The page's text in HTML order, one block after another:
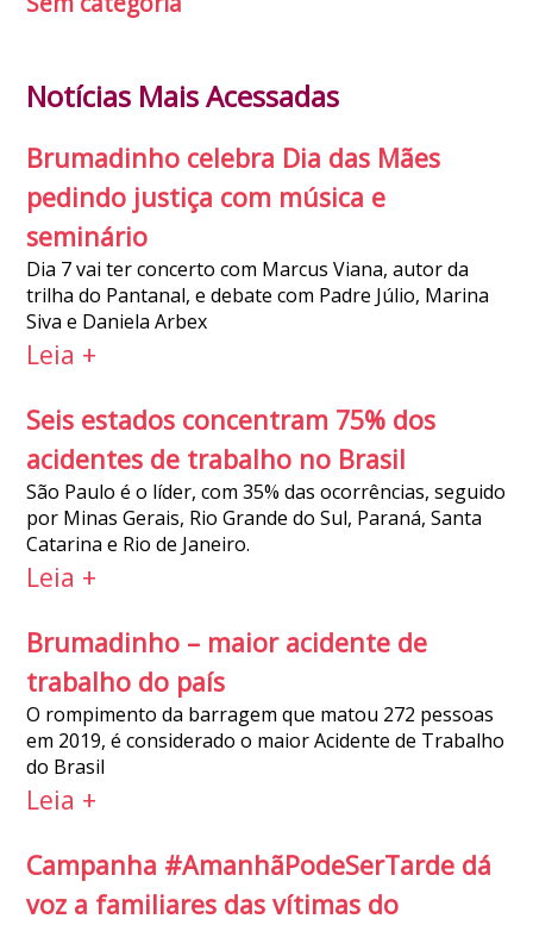
Notícias Mais Acessadas
Brumadinho celebra Dia das Mães
pedindo justiça com música e
seminário
Dia 7 vai ter concerto com Marcus Viana, autor da
trilha do Pantanal, e debate com Padre Júlio, Marina
Siva e Daniela Arbex
Leia +
Seis estados concentram 75% dos
acidentes de trabalho no Brasil
São Paulo é o líder, com 35% das ocorrências, seguido
por Minas Gerais, Rio Grande do Sul, Paraná, Santa
Catarina e Rio de Janeiro.
Leia +
Brumadinho – maior acidente de
trabalho do país
O rompimento da barragem que matou 272 pessoas
em 2019, é considerado o maior Acidente de Trabalho
do Brasil
Leia +
Campanha #AmanhãPodeSerTarde dá
voz a familiares das vítimas do